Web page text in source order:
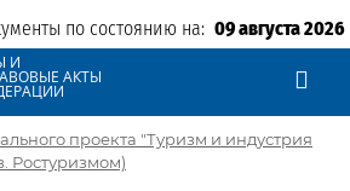
по состоянию на: 09 августа 2026
И
АКТЫ
проекта "Туризм и индустрия
Ростуризмом)